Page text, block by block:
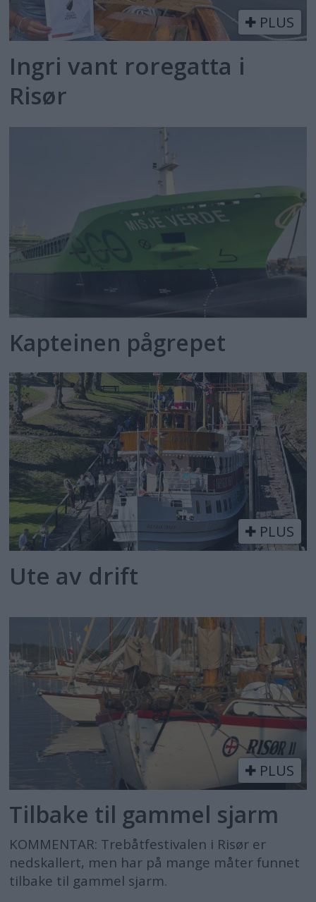
PLUS
Ingri vant roregatta i
Risør
Kapteinen pågrepet
PLUS
Ute av drift
PLUS
Tilbake til gammel sjarm
KOMMENTAR: Trebåtfestivalen i Risør er
nedskallert, men har på mange måter funnet
tilbake til gammel sjarm.